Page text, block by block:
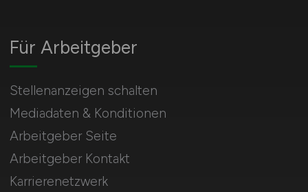
Für Arbeitgeber
Stellenanzeigen schalten
Mediadaten & Konditionen
Arbeitgeber Seite
Arbeitgeber Kontakt
Karrierenetzwerk